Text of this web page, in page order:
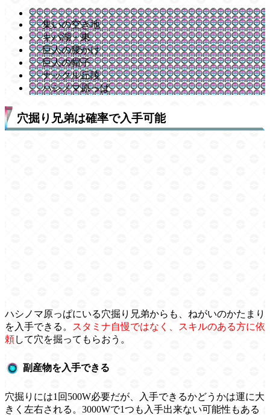
集いの空き地
キバ湖・東
巨人の腰かけ
巨人の帽子
ナックル丘陵
ハシノマ原っぱ
穴掘り兄弟は確率で入手可能
ハシノマ原っぱにいる穴掘り兄弟からも、ねがいのかたまり
を入手できる。
スタミナ自慢ではなく、スキルのある方に依
頼して穴を掘ってもらおう。
副産物を入手できる
穴掘りには1回500W必要だが、入手できるかどうかは運に大
きく左右される。3000Wで1つも入手出来ない可能性もある